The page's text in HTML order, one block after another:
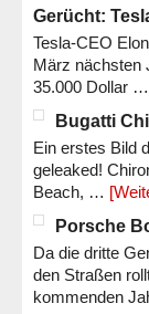
Gerücht:
Tesla-CEO
März nächsten
35.000 Dollar …
Bugatti
Ein erstes Bild
geleaked!
Beach, …
Porsche
Da die dritte
den Straßen
kommenden